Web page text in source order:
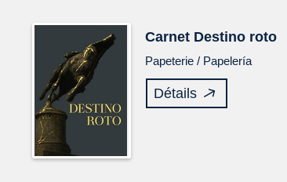
Carnet Destino roto
Papeterie / Papelería
Détails